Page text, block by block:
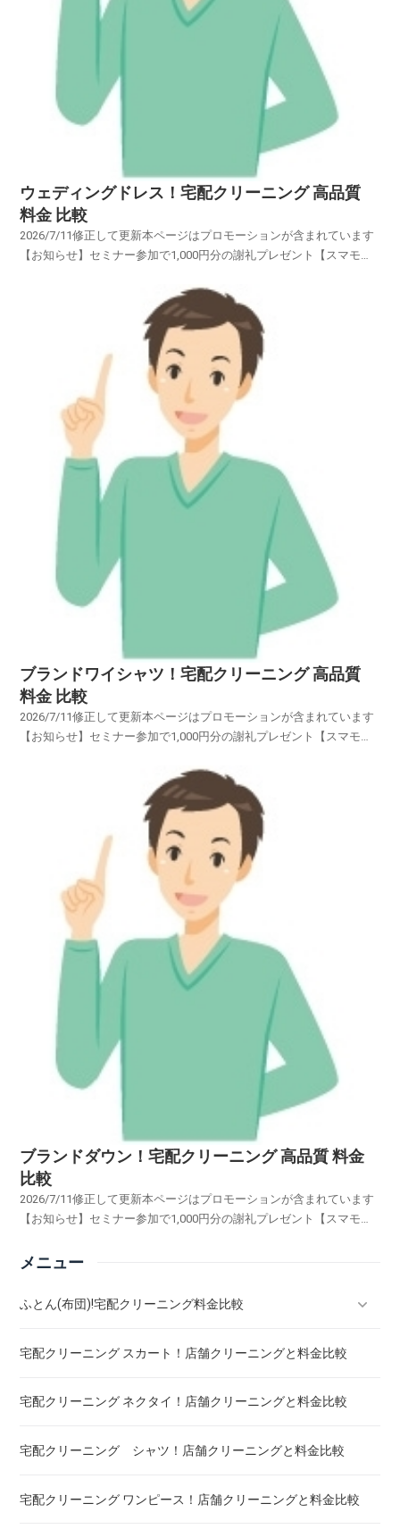
ウェディングドレス！宅配クリーニング 高品質
料金 比較
2026/7/11修正して更新本ページはプロモーションが含まれています
【お知らせ】セミナー参加で1,000円分の謝礼プレゼント【スマモ
ツ・スカート・ブラウス・ワンピース・カーディガン・礼
服」・・・・・オーダーメイドの高級衣類・・・・ブラン...
ブランドワイシャツ！宅配クリーニング 高品質
料金 比較
2026/7/11修正して更新本ページはプロモーションが含まれています
【お知らせ】セミナー参加で1,000円分の謝礼プレゼント【スマモ
ツ・スカート・ブラウス・ワンピース・カーディガン・礼
服」・・・・・オーダーメイドの高級衣類・・・・ブラン...
ブランドダウン！宅配クリーニング 高品質 料金
比較
2026/7/11修正して更新本ページはプロモーションが含まれています
【お知らせ】セミナー参加で1,000円分の謝礼プレゼント【スマモ
ツ・スカート・ブラウス・ワンピース・カーディガン・礼服・ダウ
メニュー
ふとん(布団)!宅配クリーニング料金比較
羽毛ふとん(布団)!宅配クリーニング料金比較
こたつ布団 クリーニング ! 料金 比較
布団クリーニング ! ダニ除去率ランキング
布団クリーニング 真空圧縮サービス 料金比較 ! 市販の圧縮袋
宅配クリーニング スカート！店舗クリーニングと料金比較
宅配クリーニング ネクタイ！店舗クリーニングと料金比較
宅配クリーニング シャツ！店舗クリーニングと料金比較
宅配クリーニング ワンピース！店舗クリーニングと料金比較